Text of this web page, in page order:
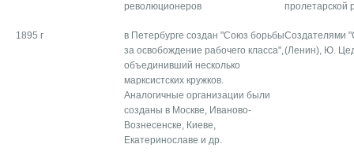
революционеров
пролетарской
1895 г
в Петербурге создан "Союз борьбы
за освобождение рабочего класса",
объединивший несколько
марксистских кружков.
Аналогичные организации были
созданы в Москве, Иваново-
Вознесенске, Киеве,
Екатеринославе и др.
Создателями
(Ленин), Ю.